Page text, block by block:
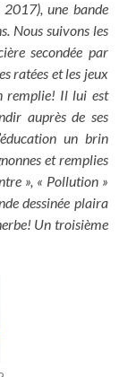
une bande
Nous suivons les
secondée par
ratées et les jeux
remplie! Il lui est
auprès de ses
un brin
et remplies
», « Pollution »
dessinée plaira
Un troisième